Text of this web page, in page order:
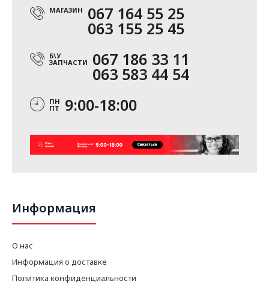
МАГАЗИН 067 164 55 25
063 155 25 45
Б\У
ЗАПЧАСТИ 067 186 33 11
063 583 44 54
ПН
ПТ 9:00-18:00
Информация
О нас
Информация о доставке
Политика конфиденциальности